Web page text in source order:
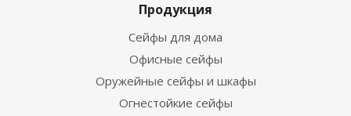
Продукция
Сейфы для дома
Офисные сейфы
Оружейные сейфы и шкафы
Огнестойкие сейфы